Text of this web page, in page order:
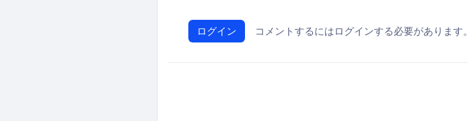
ログイン コメントするにはログインする必要があります。